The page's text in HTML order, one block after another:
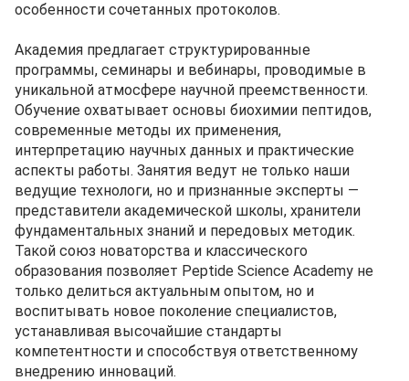
особенности сочетанных протоколов.
Академия предлагает структурированные
программы, семинары и вебинары, проводимые в
уникальной атмосфере научной преемственности.
Обучение охватывает основы биохимии пептидов,
современные методы их применения,
интерпретацию научных данных и практические
аспекты работы. Занятия ведут не только наши
ведущие технологи, но и признанные эксперты —
представители академической школы, хранители
фундаментальных знаний и передовых методик.
Такой союз новаторства и классического
образования позволяет Peptide Science Academy не
только делиться актуальным опытом, но и
воспитывать новое поколение специалистов,
устанавливая высочайшие стандарты
компетентности и способствуя ответственному
внедрению инноваций.